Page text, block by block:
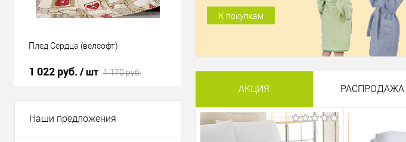
Плед Сердца (велсофт)
1 022 руб. / шт 1 170 руб. 1 300 руб./ шт
Матрас
K1S6
Наши предложения
К покупкам
АКЦИЯ РАСПРОДАЖА